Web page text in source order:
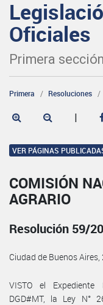
Oficiales
Primera sección
Primera Resoluciones
|
VER PÁGINAS
COMISIÓN
AGRARIO
Resolución 59/
Ciudad de Buenos
VISTO el Expediente
DGD#MT, la Ley N°